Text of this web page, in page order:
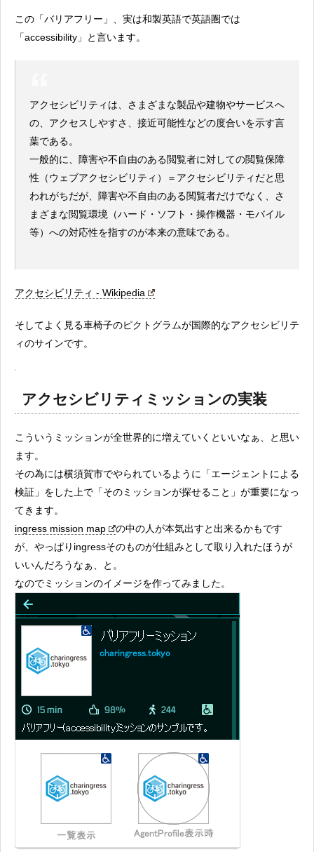
この「バリアフリー」、実は和製英語で英語圏では
「accessibility」と言います。
アクセシビリティは、さまざまな製品や建物やサービスへ
の、アクセスしやすさ、接近可能性などの度合いを示す言
葉である。
一般的に、障害や不自由のある閲覧者に対しての閲覧保障
性（ウェブアクセシビリティ）＝アクセシビリティだと思
われがちだが、障害や不自由のある閲覧者だけでなく、さ
まざまな閲覧環境（ハード・ソフト・操作機器・モバイル
等）への対応性を指すのが本来の意味である。
アクセシビリティ - Wikipedia
そしてよく見る車椅子のピクトグラムが国際的なアクセシビリテ
ィのサインです。
アクセシビリティミッションの実装
こういうミッションが全世界的に増えていくといいなぁ、と思い
ます。
その為には横須賀市でやられているように「エージェントによる
検証」をした上で「そのミッションが探せること」が重要になっ
てきます。
ingress mission map
の中の人が本気出すと出来るかもです
が、やっぱりingressそのものが仕組みとして取り入れたほうが
いいんだろうなぁ、と。
なのでミッションのイメージを作ってみました。